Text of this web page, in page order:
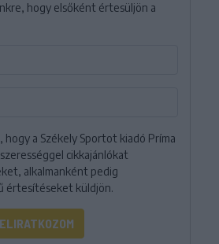
hogy elsőként értesüljön a
hogy a Székely Sportot kiadó Príma
cikkajánlókat
alkalmanként pedig
értesítéseket küldjön.